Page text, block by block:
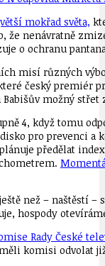
mokřad světa,
že nenávratně
o ochranu
misí různých
český premiér
možný střet
4, když tomu
pro prevenci a
plánuje předělat
než – naštěstí
hospody
Rady České
komisi odvolat